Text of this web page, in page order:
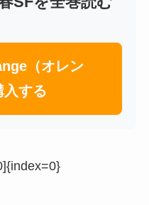
（オレン
入する